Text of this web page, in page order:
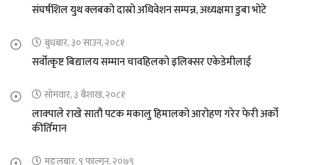
संघर्षशिल युथ क्लबको दास्रो अधिवेशन सम्पन्न, अध्यक्षमा डुबा भोटे
बुधबार, ३० साउन, २०८१
सर्वोत्कृष्ट बिद्यालय सम्मान चावहिलको इलिक्सर एकेडेमीलाई
सोमवार, ३ बैशाख, २०८१
लाक्पाले राखे सातौ पटक मकालु हिमालको आरोहण गरेर फेरी अर्को
कीर्तिमान
मङ्लबार, ९ फाल्गुन, २०७९